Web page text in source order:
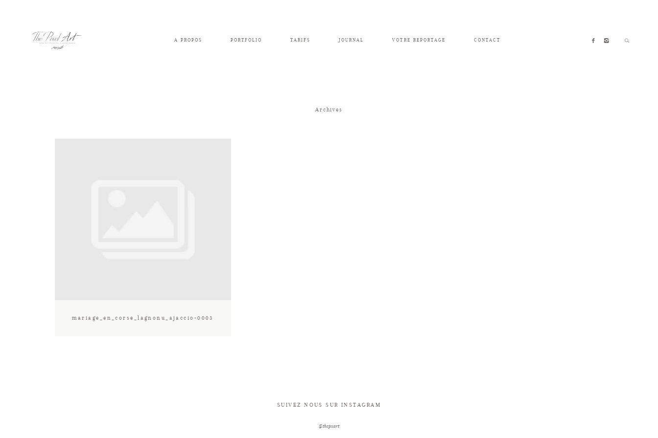
A PROPOS PORTFOLIO TARIFS JOURNAL VOTRE REPORTAGE CONTACT
Archives
mariage_en_corse_lagnonu_ajaccio-0003
SUIVEZ NOUS SUR INSTAGRAM
@thepxart